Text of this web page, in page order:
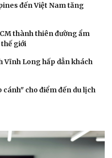
đến Việt Nam tăng
thành thiên đường ẩm
giới
Vĩnh Long hấp dẫn khách
cho điểm đến du lịch